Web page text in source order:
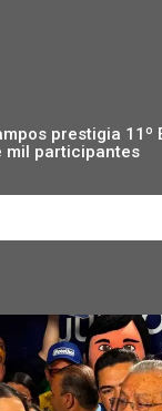
prestigia 11º
mil participantes